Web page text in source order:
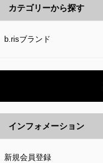
カテゴリーから探す
b.risブランド
インフォメーション
新規会員登録